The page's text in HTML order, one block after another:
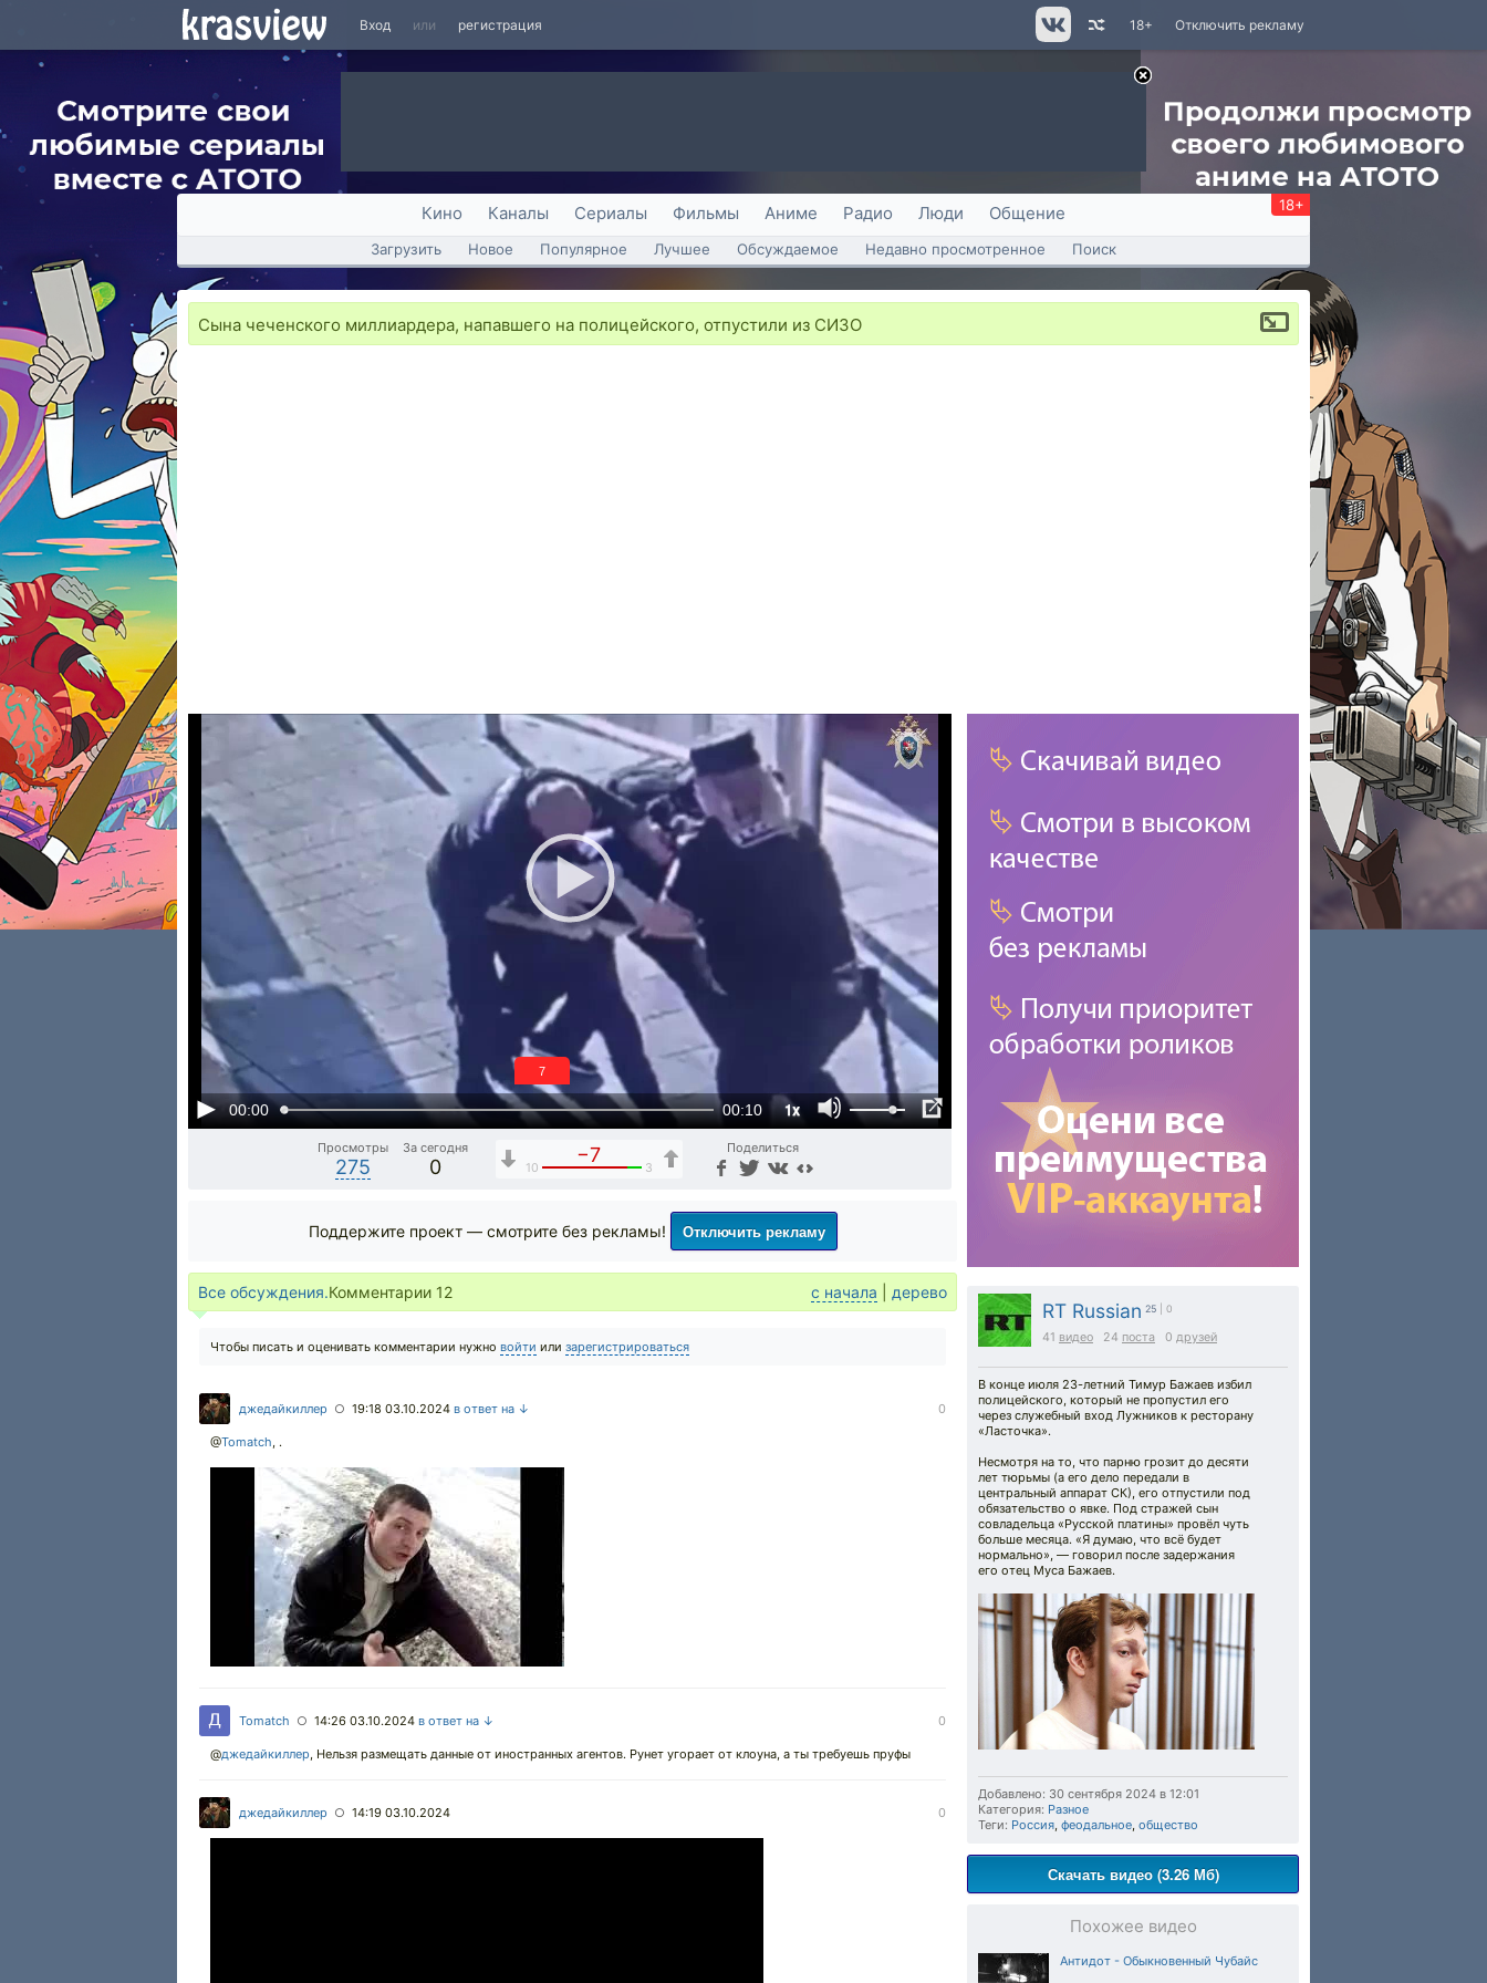
Вход или регистрация Отключить рекламу
18+
Кино Каналы Сериалы Фильмы Аниме Радио Люди Общение 18+
Загрузить Новое Популярное Лучшее Обсуждаемое Недавно просмотренное Поиск
Сына чеченского миллиардера, напавшего на полицейского, отпустили из СИЗО
00:00 00:10 1x
6
Просмотры
275
За сегодня
0
−7
10 3
Поделиться
RT Russian 25 | 0
41 видео 24 поста 0 друзей
В конце июля 23-летний Тимур Бажаев избил
полицейского, который не пропустил его
через служебный вход Лужников к ресторану
«Ласточка».
Несмотря на то, что парню грозит до десяти
лет тюрьмы (а его дело передали в
центральный аппарат СК), его отпустили под
обязательство о явке. Под стражей сын
совладельца «Русской платины» провёл чуть
больше месяца. «Я думаю, что всё будет
нормально», — говорил после задержания
его отец Муса Бажаев.
Добавлено: 30 сентября 2024 в 12:01
Категория: Разное
Теги: Россия феодальное общество
Скачать видео (3.26 Мб)
Похожее видео
Антидот - Обыкновенный Чубайс
Поддержите проект — смотрите без рекламы! Отключить рекламу
Все обсуждения.Комментарии 12 с начала дерево
Чтобы писать и оценивать комментарии нужно войти или зарегистрироваться
джедайкиллер ○ 19:18 03.10.2024 в ответ на ↓ 0
@Tomatch, .
Tomatch ○ 14:26 03.10.2024 в ответ на ↓ 0
@джедайкиллер, Нельзя размещать данные от иностранных агентов. Рунет угорает от клоуна, а ты требуешь пруфы
джедайкиллер ○ 14:19 03.10.2024 0